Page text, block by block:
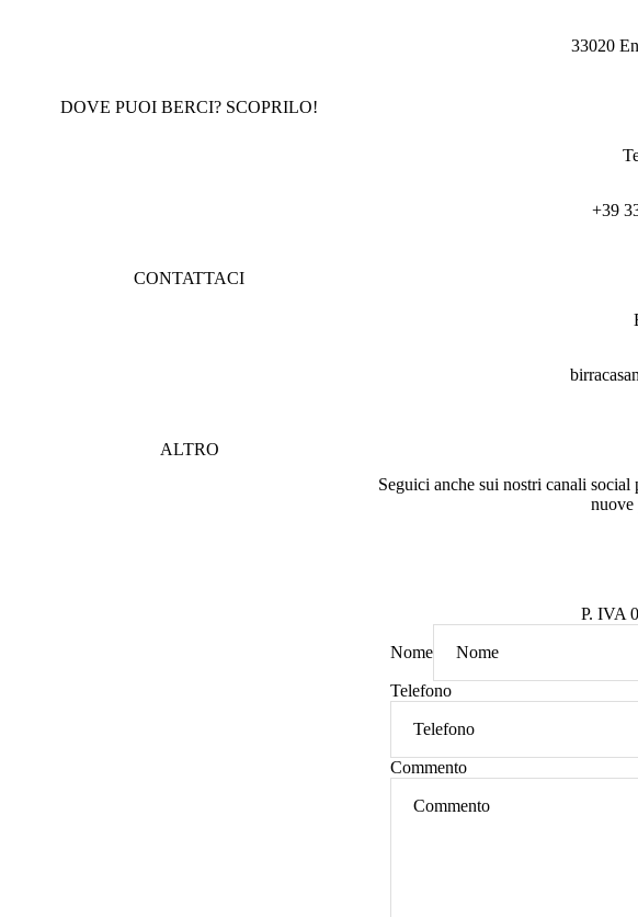
DOVE PUOI BERCI? SCOPRILO!
CONTATTACI
ALTRO
33020
+39
Seguici anche sui nostri canali
nuove
P. IVA
Nome
Telefono
Commento